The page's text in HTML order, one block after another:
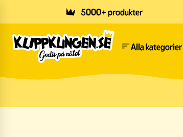
5000+ produkter
Alla kategorier